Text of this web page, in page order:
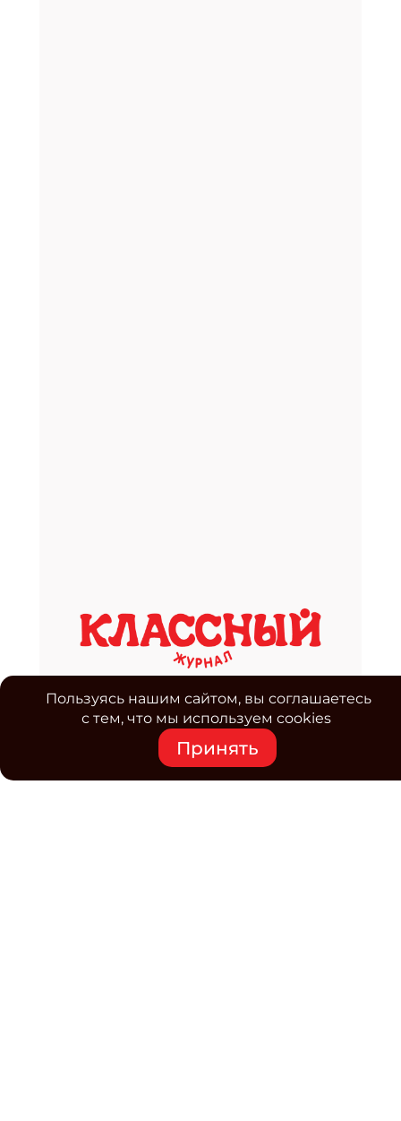
Средство массовой информации www.classmag.ru
Свидетельство о регистрации СМИ сетевого издания
Эл.№ ФС77-63739 от 16 ноября 2015 г. выдано
Роскомнадзором.
Пользуясь нашим сайтом, вы соглашаетесь
с тем, что мы используем cookies
Принять